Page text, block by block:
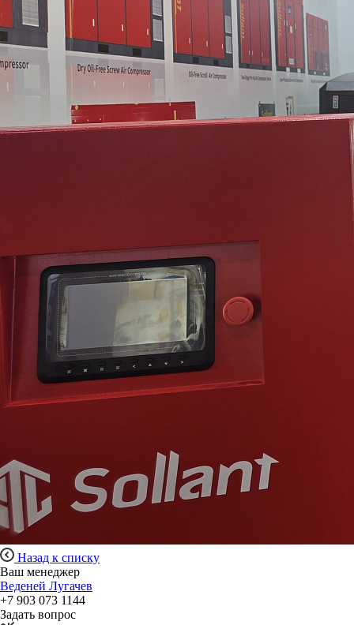
Назад к списку
Ваш менеджер
Веденей Лугачев
+7 903 073 1144
Задать вопрос